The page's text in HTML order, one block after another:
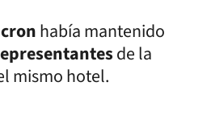
había mantenido
de la
mismo hotel.